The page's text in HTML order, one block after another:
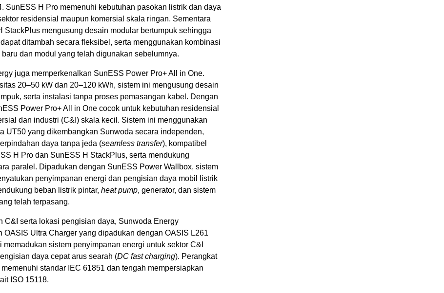
SunESS H Pro memenuhi kebutuhan pasokan listrik dan daya
residensial maupun komersial skala ringan. Sementara
StackPlus mengusung desain modular bertumpuk sehingga
ditambah secara fleksibel, serta menggunakan kombinasi
dan modul yang telah digunakan sebelumnya.
juga memperkenalkan SunESS Power Pro+ All in One.
20–50 kW dan 20–120 kWh, sistem ini mengusung desain
serta instalasi tanpa proses pemasangan kabel. Dengan
Power Pro+ All in One cocok untuk kebutuhan residensial
dan industri (C&I) skala kecil. Sistem ini menggunakan
UT50 yang dikembangkan Sunwoda secara independen,
daya tanpa jeda (seamless transfer), kompatibel
H Pro dan SunESS H StackPlus, serta mendukung
paralel. Dipadukan dengan SunESS Power Wallbox, sistem
penyimpanan energi dan pengisian daya mobil listrik
beban listrik pintar, heat pump, generator, dan sistem
telah terpasang.
C&I serta lokasi pengisian daya, Sunwoda Energy
OASIS Ultra Charger yang dipadukan dengan OASIS L261
memadukan sistem penyimpanan energi untuk sektor C&I
daya cepat arus searah (DC fast charging). Perangkat
standar IEC 61851 dan tengah mempersiapkan
ISO 15118.